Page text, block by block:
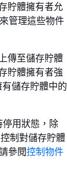
貯體擁有者允
管理這些物件
傳至儲存貯體
貯體擁有者強
儲存貯體中的
停用狀態，除
制對儲存貯體
參閱控制物件